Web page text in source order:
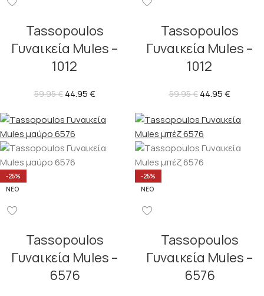
Tassopoulos
Γυναικεία Mules –
1012
59.95€ 44.95€
Tassopoulos
Γυναικεία Mules –
1012
59.95€ 44.95€
-25%
ΝΈΟ
Tassopoulos
Γυναικεία Mules –
6576
-25%
ΝΈΟ
Tassopoulos
Γυναικεία Mules –
6576